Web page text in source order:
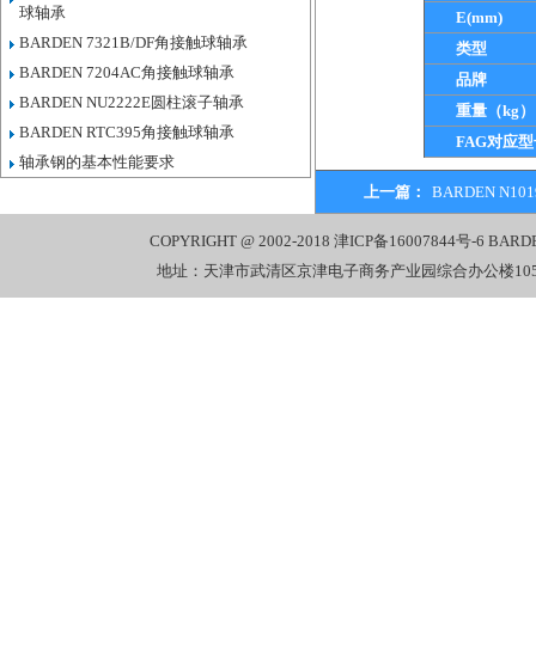
球轴承
BARDEN 7321B/DF角接触球轴承
BARDEN 7204AC角接触球轴承
BARDEN NU2222E圆柱滚子轴承
BARDEN RTC395角接触球轴承
轴承钢的基本性能要求
E(mm)
类型
品牌
重量（kg）
FAG对应
上一篇： BARDEN
COPYRIGHT @ 2002-2018津ICP备16007844号-6
地址：天津市武清区京津电子商务产业园综合办公